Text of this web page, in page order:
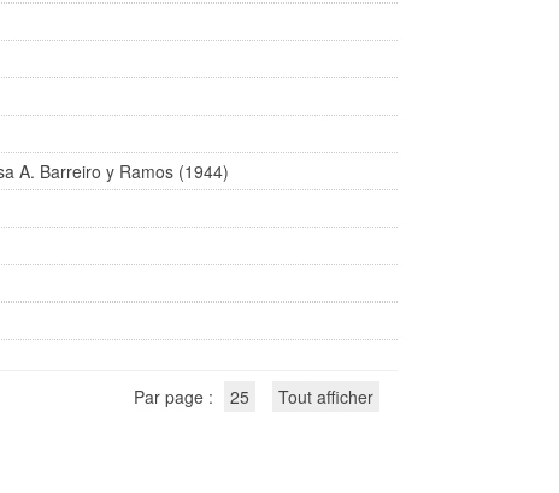
A. Barreiro y Ramos (1944)
Par page : 25 Tout afficher